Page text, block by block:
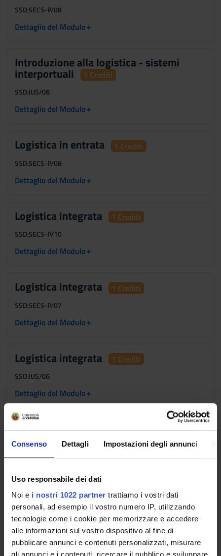
Consenso Dettagli Impostazioni degli annunci
Uso responsabile dei dati
Noi e i nostri 1022 partner trattiamo i vostri dati
personali, ad esempio il vostro numero IP, utilizzando
tecnologie come i cookie per memorizzare e accedere
alle informazioni sul vostro dispositivo al fine di
pubblicare annunci e contenuti personalizzati, misurare
gli annunci e i contenuti, ricercare il pubblico e sviluppare
SSD:SECS-P/08
Dettaglio del Modulo+
Introduzione alla logistica - sistemi
interportuali 1 Crediti
SSD:IUS/06
Dettaglio del Modulo+
Logistica in entrata 1 Crediti
SSD:SECS-P/08
Dettaglio del Modulo+
Logistica integrata 1 Crediti
SSD:SECS-P/10
Dettaglio del Modulo+
Logistica integrata 1 Crediti
SSD:SECS-P/07
Dettaglio del Modulo+
Logistica integrata 1 Crediti
SSD:IUS/06
Dettaglio del Modulo+
Logistica integrata 1 Crediti
SSD:SECS-P/06
Operations management 1 Crediti
SSD:SECS-P/02
Dettaglio del Modulo+